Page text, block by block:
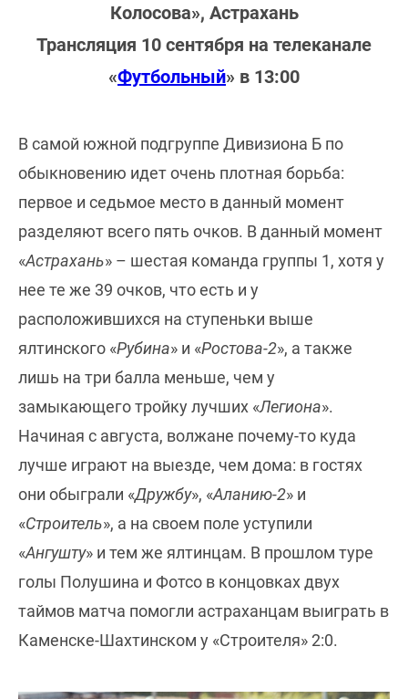
Колосова», Астрахань
Трансляция 10 сентября на телеканале
«Футбольный» в 13:00
В самой южной подгруппе Дивизиона Б по
обыкновению идет очень плотная борьба:
первое и седьмое место в данный момент
разделяют всего пять очков. В данный момент
«Астрахань» – шестая команда группы 1, хотя у
нее те же 39 очков, что есть и у
расположившихся на ступеньки выше
ялтинского «Рубина» и «Ростова-2», а также
лишь на три балла меньше, чем у
замыкающего тройку лучших «Легиона».
Начиная с августа, волжане почему-то куда
лучше играют на выезде, чем дома: в гостях
они обыграли «Дружбу», «Аланию-2» и
«Строитель», а на своем поле уступили
«Ангушту» и тем же ялтинцам. В прошлом туре
голы Полушина и Фотсо в концовках двух
таймов матча помогли астраханцам выиграть в
Каменске-Шахтинском у «Строителя» 2:0.